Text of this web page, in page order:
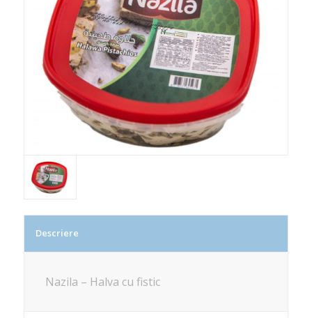
Descriere
Nazila – Halva cu fistic